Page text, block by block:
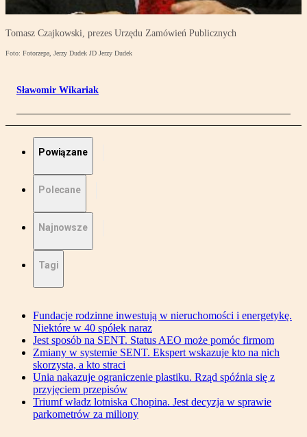
Tomasz Czajkowski, prezes Urzędu Zamówień Publicznych
Foto: Fotorzepa, Jerzy Dudek JD Jerzy Dudek
Sławomir Wikariak
Powiązane
Polecane
Najnowsze
Tagi
Fundacje rodzinne inwestują w nieruchomości i energetykę.
Niektóre w 40 spółek naraz
Jest sposób na SENT. Status AEO może pomóc firmom
Zmiany w systemie SENT. Ekspert wskazuje kto na nich
skorzysta, a kto straci
Unia nakazuje ograniczenie plastiku. Rząd spóźnia się z
przyjęciem przepisów
Triumf władz lotniska Chopina. Jest decyzja w sprawie
parkometrów za miliony